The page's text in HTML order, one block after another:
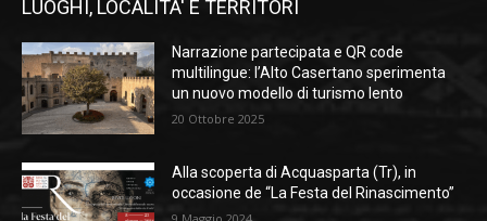
LUOGHI, LOCALITA' E TERRITORI
Narrazione partecipata e QR code
multilingue: l’Alto Casertano sperimenta
un nuovo modello di turismo lento
20 Ottobre 2025
Alla scoperta di Acquasparta (Tr), in
occasione de “La Festa del Rinascimento”